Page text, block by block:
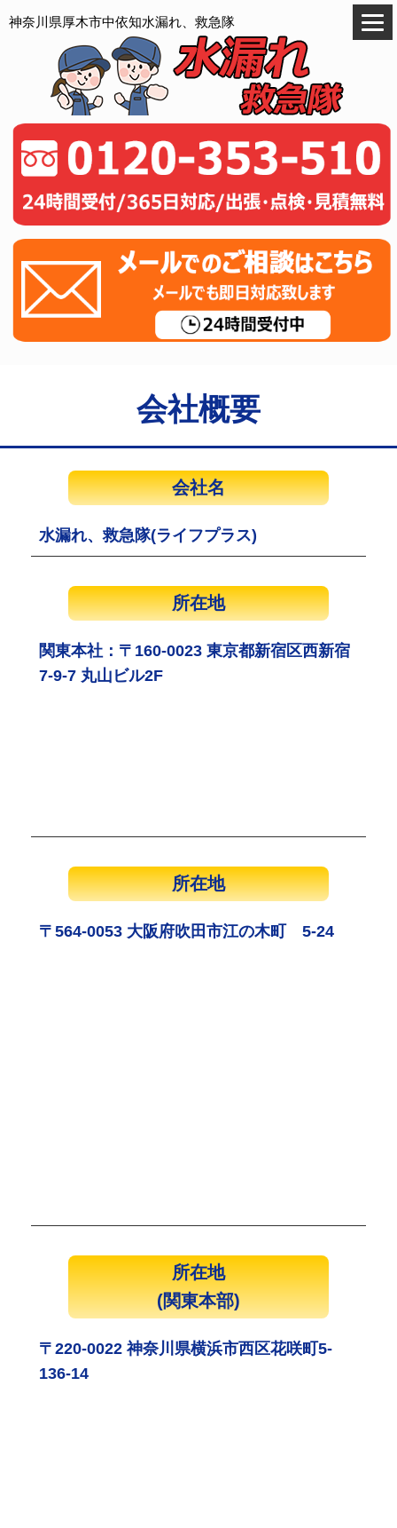
神奈川県厚木市中依知水漏れ、救急隊
会社概要
会社名
水漏れ、救急隊(ライフプラス)
所在地
関東本社：〒160-0023 東京都新宿区西新宿
7-9-7 丸山ビル2F
所在地
〒564-0053 大阪府吹田市江の木町 5-24
所在地
(関東本部)
〒220-0022 神奈川県横浜市西区花咲町5-
136-14